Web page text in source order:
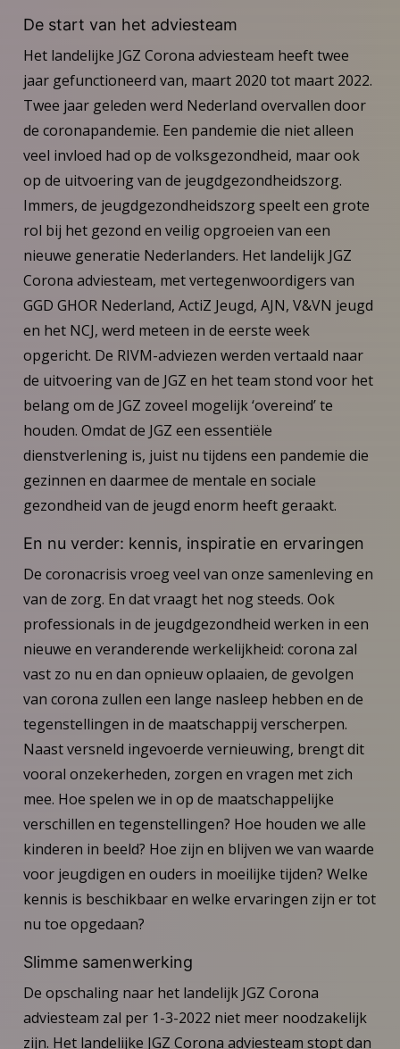
De start van het adviesteam
Het landelijke JGZ Corona adviesteam heeft twee
jaar gefunctioneerd van, maart 2020 tot maart 2022.
Twee jaar geleden werd Nederland overvallen door
de coronapandemie. Een pandemie die niet alleen
veel invloed had op de volksgezondheid, maar ook
op de uitvoering van de jeugdgezondheidszorg.
Immers, de jeugdgezondheidszorg speelt een grote
rol bij het gezond en veilig opgroeien van een
nieuwe generatie Nederlanders. Het landelijk JGZ
Corona adviesteam, met vertegenwoordigers van
GGD GHOR Nederland, ActiZ Jeugd, AJN, V&VN jeugd
en het NCJ, werd meteen in de eerste week
opgericht. De RIVM-adviezen werden vertaald naar
de uitvoering van de JGZ en het team stond voor het
belang om de JGZ zoveel mogelijk ‘overeind’ te
houden. Omdat de JGZ een essentiële
dienstverlening is, juist nu tijdens een pandemie die
gezinnen en daarmee de mentale en sociale
gezondheid van de jeugd enorm heeft geraakt.
En nu verder: kennis, inspiratie en ervaringen
De coronacrisis vroeg veel van onze samenleving en
van de zorg. En dat vraagt het nog steeds. Ook
professionals in de jeugdgezondheid werken in een
nieuwe en veranderende werkelijkheid: corona zal
vast zo nu en dan opnieuw oplaaien, de gevolgen
van corona zullen een lange nasleep hebben en de
tegenstellingen in de maatschappij verscherpen.
Naast versneld ingevoerde vernieuwing, brengt dit
vooral onzekerheden, zorgen en vragen met zich
mee. Hoe spelen we in op de maatschappelijke
verschillen en tegenstellingen? Hoe houden we alle
kinderen in beeld? Hoe zijn en blijven we van waarde
voor jeugdigen en ouders in moeilijke tijden? Welke
kennis is beschikbaar en welke ervaringen zijn er tot
nu toe opgedaan?
Slimme samenwerking
De opschaling naar het landelijk JGZ Corona
adviesteam zal per 1-3-2022 niet meer noodzakelijk
zijn. Het landelijke JGZ Corona adviesteam stopt dan